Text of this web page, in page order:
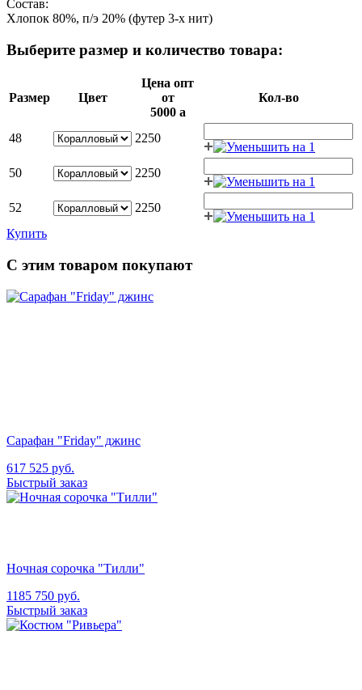
Состав:
Хлопок 80%, п/э 20% (футер 3-х нит)
Выберите размер и количество товара:
Размер Цвет
Цена опт
от
5000 a
Кол-во
48 2250
50 2250
52
2250
Купить
С этим товаром покупают
Сарафан "Friday" джинс
617 525 руб.
Быстрый заказ
Ночная сорочка "Тилли"
1185 750 руб.
Быстрый заказ